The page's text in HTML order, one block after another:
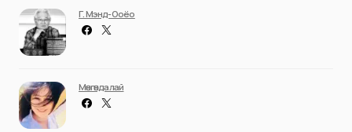
Г. Мэнд-Ооёо
Мөнгөндалай